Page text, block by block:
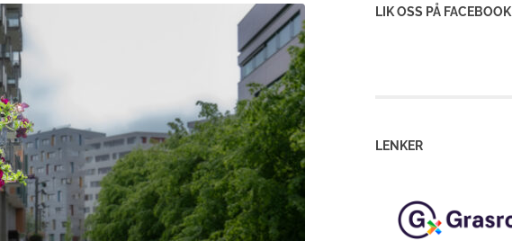
LIK OSS PÅ FACEBOOK
LENKER